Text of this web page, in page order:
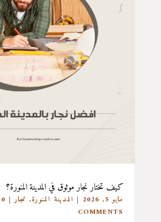
كيف تختار نجار موثوق في المدينة المنورة؟
مايو 5, 2026 | المدينة المنورة, نجار
| 0
COMMENTS